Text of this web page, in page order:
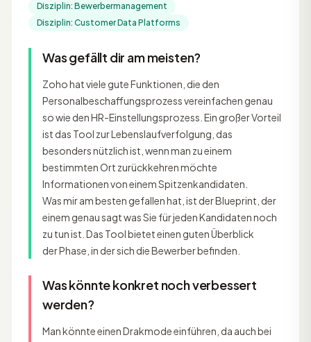
Disziplin: Bewerbermanagement
Disziplin: Customer Data Platforms
Was gefällt dir am meisten?
Zoho hat viele gute Funktionen, die den
Personalbeschaffungsprozess vereinfachen genau
so wie den HR-Einstellungsprozess. Ein großer Vorteil
ist das Tool zur Lebenslaufverfolgung, das
besonders nützlich ist, wenn man zu einem
bestimmten Ort zurückkehren möchte
Informationen von einem Spitzenkandidaten.
Was mir am besten gefallen hat, ist der Blueprint, der
einem genau sagt was Sie für jeden Kandidaten noch
zu tun ist. Das Tool bietet einen guten Überblick
der Phase, in der sich die Bewerber befinden.
Was könnte konkret noch verbessert
werden?
Man könnte einen Drakmode einführen, da auch bei